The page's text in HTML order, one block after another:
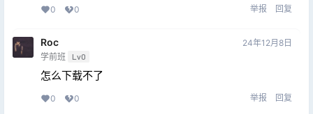
0 0 举报 回复
Roc
学前班 Lv0
24年12月8日
怎么下载不了
0 0 举报 回复